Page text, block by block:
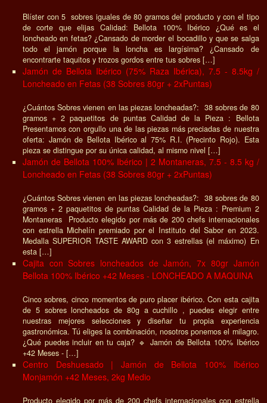
Blíster con 5 sobres iguales de 80 gramos del producto y con el tipo
de corte que elijas Calidad: Bellota 100% Ibérico ¿Qué es el
loncheado en fetas? ¿Cansado de morder el bocadillo y que se salga
todo el jamón porque la loncha es largísima? ¿Cansado de
encontrarte taquitos y trozos gordos entre tus sobres […]
Jamón de Bellota Ibérico (75% Raza Ibérica), 7.5 - 8.5kg /
Loncheado en Fetas (38 Sobres 80gr + 2xPuntas)
¿Cuántos Sobres vienen en las piezas loncheadas?: 38 sobres de 80
gramos + 2 paquetitos de puntas Calidad de la Pieza : Bellota
Presentamos con orgullo una de las piezas más preciadas de nuestra
oferta: Jamón de Bellota Ibérico al 75% R.I. (Precinto Rojo). Esta
pieza se distingue por su única calidad, al mismo nivel […]
Jamón de Bellota 100% Ibérico | 2 Montaneras, 7.5 - 8.5 kg /
Loncheado en Fetas (38 Sobres 80gr + 2xPuntas)
¿Cuántos Sobres vienen en las piezas loncheadas?: 38 sobres de 80
gramos + 2 paquetitos de puntas Calidad de la Pieza : Premium 2
Montaneras Producto elegido por más de 200 chefs internacionales
con estrella Michelín premiado por el Instituto del Sabor en 2023.
Medalla SUPERIOR TASTE AWARD con 3 estrellas (el máximo) En
esta […]
Cajita con Sobres loncheados de Jamón, 7x 80gr Jamón
Bellota 100% Ibérico +42 Meses - LONCHEADO A MAQUINA
Cinco sobres, cinco momentos de puro placer ibérico. Con esta cajita
de 5 sobres loncheados de 80g a cuchillo , puedes elegir entre
nuestras mejores selecciones y diseñar tu propia experiencia
gastronómica. Tú eliges la combinación, nosotros ponemos el milagro.
¿Qué puedes incluir en tu caja? 🔹 Jamón de Bellota 100% Ibérico
+42 Meses - […]
Centro Deshuesado | Jamón de Bellota 100% Ibérico
Monjamón +42 Meses, 2kg Medio
Producto elegido por más de 200 chefs internacionales con estrella